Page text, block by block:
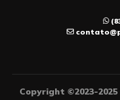
Copyright ©2023-